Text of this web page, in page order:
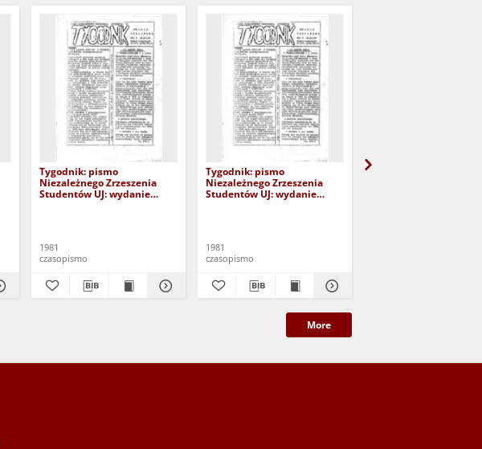
Tygodnik: pismo
Niezależnego Zrzeszenia
Studentów UJ: wydanie
1981
czasopismo
Tygodnik: pismo
Niezależnego Zrzeszenia
Studentów UJ: wydanie
1981
czasopismo
More